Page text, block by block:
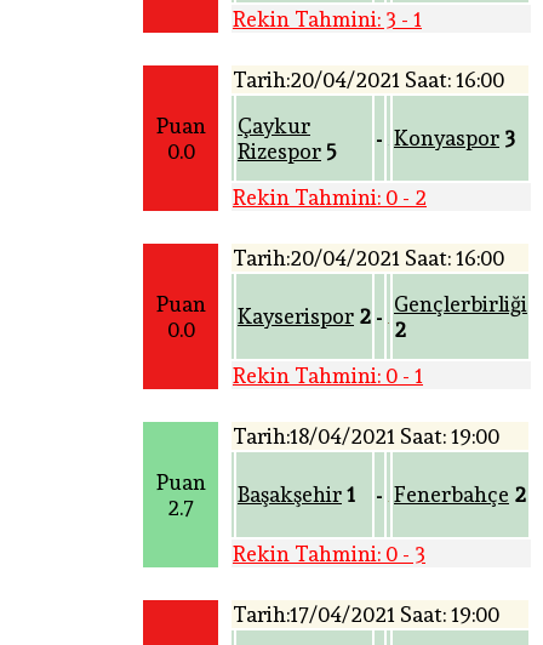
Rekin Tahmini: 3 - 1
Puan
0.0
Tarih:20/04/2021 Saat: 16:00
Çaykur
Rizespor 5
- Konyaspor 3
Rekin Tahmini: 0 - 2
Puan
0.0
Tarih:20/04/2021 Saat: 16:00
Kayserispor 2 - Gençlerbirliği
2
Rekin Tahmini: 0 - 1
Puan
2.7
Tarih:18/04/2021 Saat: 19:00
Başakşehir1 - Fenerbahçe 2
Rekin Tahmini: 0 - 3
Tarih:17/04/2021 Saat: 19:00